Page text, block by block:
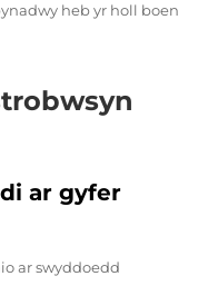
heb yr holl boen
ar gyfer
ar swyddoedd